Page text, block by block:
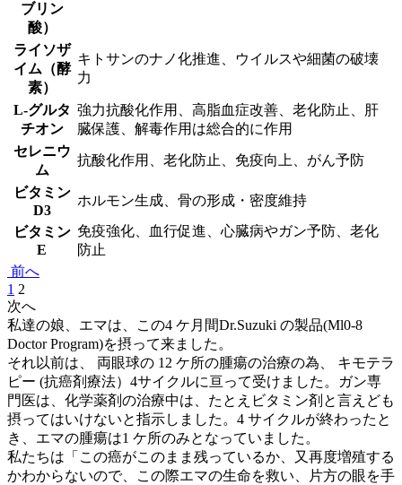
ブリン
酸）
ライソザ
イム（酵
素）
キトサンのナノ化推進、ウイルスや細菌の破壊
力
L-グルタ
チオン
強力抗酸化作用、高脂血症改善、老化防止、肝
臓保護、解毒作用は総合的に作用
セレニウ
ム
抗酸化作用、老化防止、免疫向上、がん予防
ビタミン
D3
ホルモン生成、骨の形成・密度維持
ビタミン
E
免疫強化、血行促進、心臓病やガン予防、老化
防止
前へ
1 2
次へ
私達の娘、エマは、この4 ケ月間Dr.Suzuki の製品(Ml0-8
Doctor Program)を摂って来ました。
それ以前は、 両眼球の 12 ケ所の腫瘍の治療の為、 キモテラ
ピー (抗癌剤療法）4サイクルに亘って受けました。ガン専
門医は、化学薬剤の治療中は、たとえビタミン剤と言えども
摂ってはいけないと指示しました。4 サイクルが終わったと
き、エマの腫瘍は1 ケ所のみとなっていました。
私たちは「この癌がこのまま残っているか、又再度増殖する
かわからないので、この際エマの生命を救い、片方の眼を手